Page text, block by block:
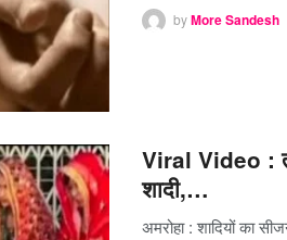
byMore Sandesh
Viral Video :
शादी,…
अमरो​हा : शादियों का